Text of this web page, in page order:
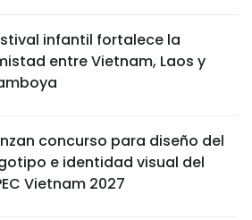
infantil fortalece la
entre Vietnam, Laos y
concurso para diseño del
e identidad visual del
Vietnam 2027